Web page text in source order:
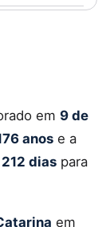
em 9 de
anos e a
212 dias para
em